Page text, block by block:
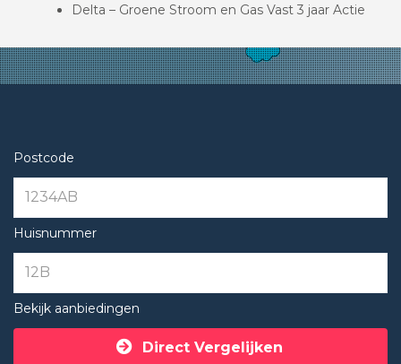
Delta – Groene Stroom en Gas Vast 3 jaar Actie
Postcode
Huisnummer
Bekijk aanbiedingen
Direct Vergelijken